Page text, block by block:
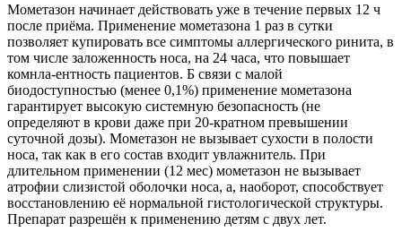
Мометазон начинает действовать уже в течение первых 12 ч
после приёма. Применение мометазона 1 раз в сутки
позволяет купировать все симптомы аллергического ринита, в
том числе заложенность носа, на 24 часа, что повышает
комнла-ентность пациентов. Б связи с малой
биодоступностью (менее 0,1%) применение мометазона
гарантирует высокую системную безопасность (не
определяют в крови даже при 20-кратном превышении
суточной дозы). Мометазон не вызывает сухости в полости
носа, так как в его состав входит увлажнитель. При
длительном применении (12 мес) мометазон не вызывает
атрофии слизистой оболочки носа, а, наоборот, способствует
восстановлению её нормальной гистологической структуры.
Препарат разрешён к применению детям с двух лет.